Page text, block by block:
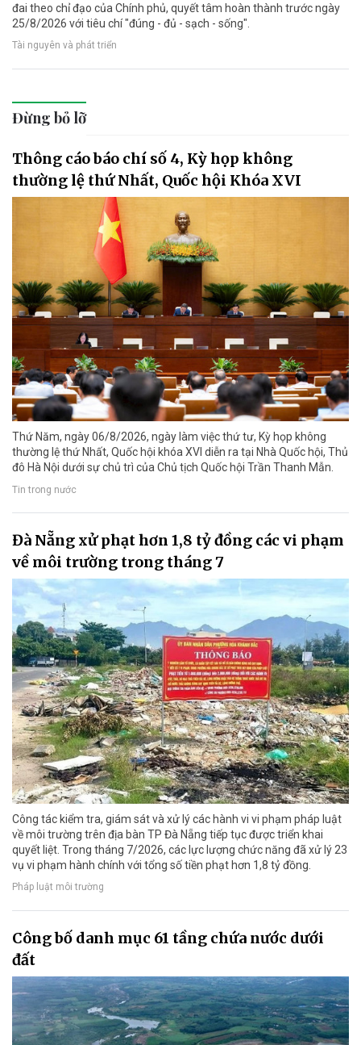
đai theo chỉ đạo của Chính phủ, quyết tâm hoàn thành trước ngày
25/8/2026 với tiêu chí "đúng - đủ - sạch - sống".
Tài nguyên và phát triển
Đừng bỏ lỡ
Thông cáo báo chí số 4, Kỳ họp không
thường lệ thứ Nhất, Quốc hội Khóa XVI
Thứ Năm, ngày 06/8/2026, ngày làm việc thứ tư, Kỳ họp không
thường lệ thứ Nhất, Quốc hội khóa XVI diễn ra tại Nhà Quốc hội, Thủ
đô Hà Nội dưới sự chủ trì của Chủ tịch Quốc hội Trần Thanh Mẫn.
Tin trong nước
Đà Nẵng xử phạt hơn 1,8 tỷ đồng các vi phạm
về môi trường trong tháng 7
Công tác kiểm tra, giám sát và xử lý các hành vi vi phạm pháp luật
về môi trường trên địa bàn TP Đà Nẵng tiếp tục được triển khai
quyết liệt. Trong tháng 7/2026, các lực lượng chức năng đã xử lý 23
vụ vi phạm hành chính với tổng số tiền phạt hơn 1,8 tỷ đồng.
Pháp luật môi trường
Công bố danh mục 61 tầng chứa nước dưới
đất